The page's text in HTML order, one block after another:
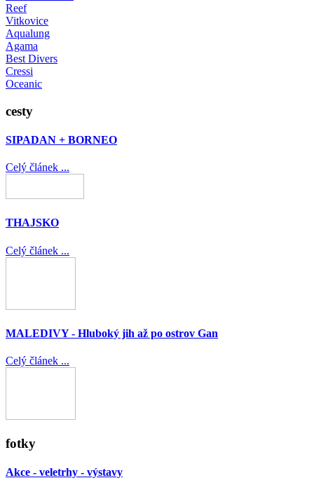
Reef
Vitkovice
Aqualung
Agama
Best Divers
Cressi
Oceanic
cesty
SIPADAN + BORNEO
Celý článek ...
THAJSKO
Celý článek ...
MALEDIVY - Hluboký jih až po ostrov Gan
Celý článek ...
fotky
Akce - veletrhy - výstavy